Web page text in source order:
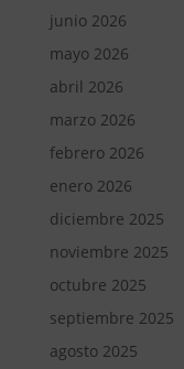
junio 2026
mayo 2026
abril 2026
marzo 2026
febrero 2026
enero 2026
diciembre 2025
noviembre 2025
octubre 2025
septiembre 2025
agosto 2025